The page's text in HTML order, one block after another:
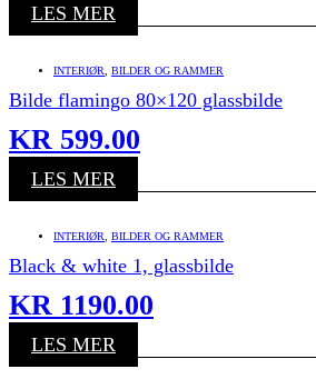
LES MER
INTERIØR BILDER OG RAMMER
Bilde flamingo 80×120 glassbilde
KR 599.00
LES MER
INTERIØR BILDER OG RAMMER
Black & white 1, glassbilde
KR 1190.00
LES MER